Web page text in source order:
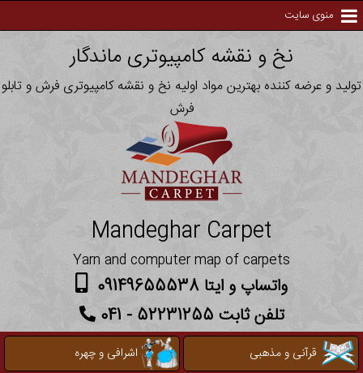
منوی سایت
نخ و نقشه کامپیوتری ماندگار
تولید و عرضه کننده بهترین مواد اولیه نخ و نقشه کامپیوتری فرش و تابلو
فرش
Mandeghar Carpet
Yarn and computer map of carpets
واتساپ و ایتا 09149655538
تلفن ثابت 52231255 - 041
قرآنی و مذهبی
اشرافی و چهره